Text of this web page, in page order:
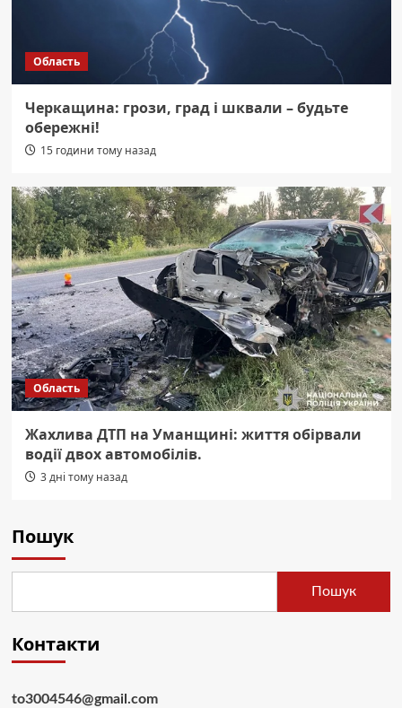
Область
Черкащина: грози, град і шквали – будьте
обережні!
15 години тому назад
Область
Жахлива ДТП на Уманщині: життя обірвали
водії двох автомобілів.
3 дні тому назад
Пошук
Пошук
Контакти
to3004546@gmail.com